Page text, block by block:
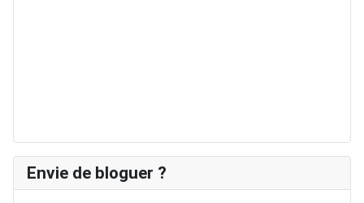
Envie de bloguer ?